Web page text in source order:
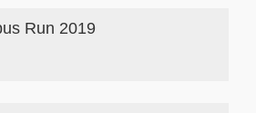
Run 2019